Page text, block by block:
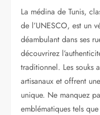
La médina de Tunis,
de l’UNESCO, est un
déambulant dans ses
découvrirez
traditionnel. Les souks
artisanaux et offrent
unique. Ne manquez
emblématiques tels